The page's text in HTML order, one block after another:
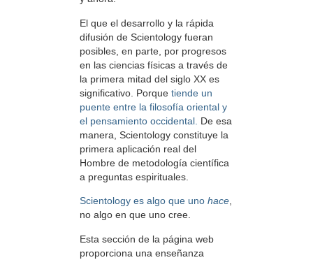
El que el desarrollo y la rápida
difusión de Scientology fueran
posibles, en parte, por progresos
en las ciencias físicas a través de
la primera mitad del siglo XX es
significativo. Porque tiende un
puente entre la filosofía oriental y
el pensamiento occidental. De esa
manera, Scientology constituye la
primera aplicación real del
Hombre de metodología científica
a preguntas espirituales.
Scientology es algo que uno hace,
no algo en que uno cree.
Esta sección de la página web
proporciona una enseñanza